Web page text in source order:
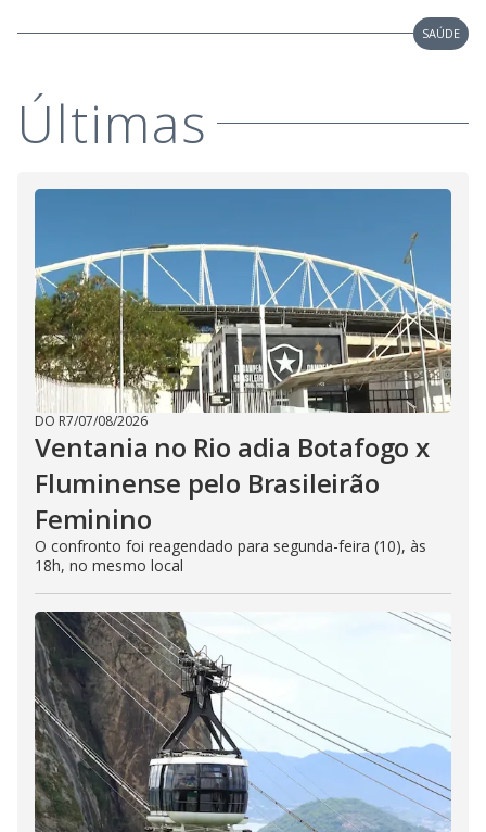
SAÚDE
Últimas
DO R7/07/08/2026
Ventania no Rio adia Botafogo x
Fluminense pelo Brasileirão
Feminino
O confronto foi reagendado para segunda-feira (10), às
18h, no mesmo local